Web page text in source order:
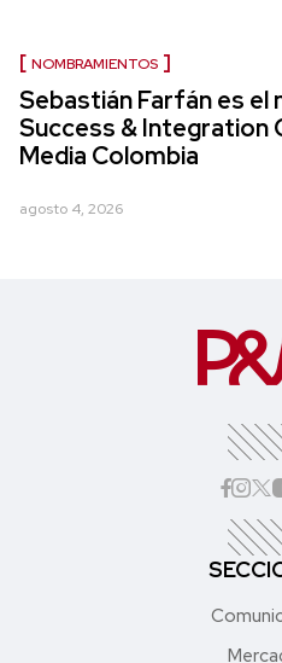
NOMBRAMIENTOS
Sebastián Farfán es el
Success & Integration
Media Colombia
agosto 4, 2026